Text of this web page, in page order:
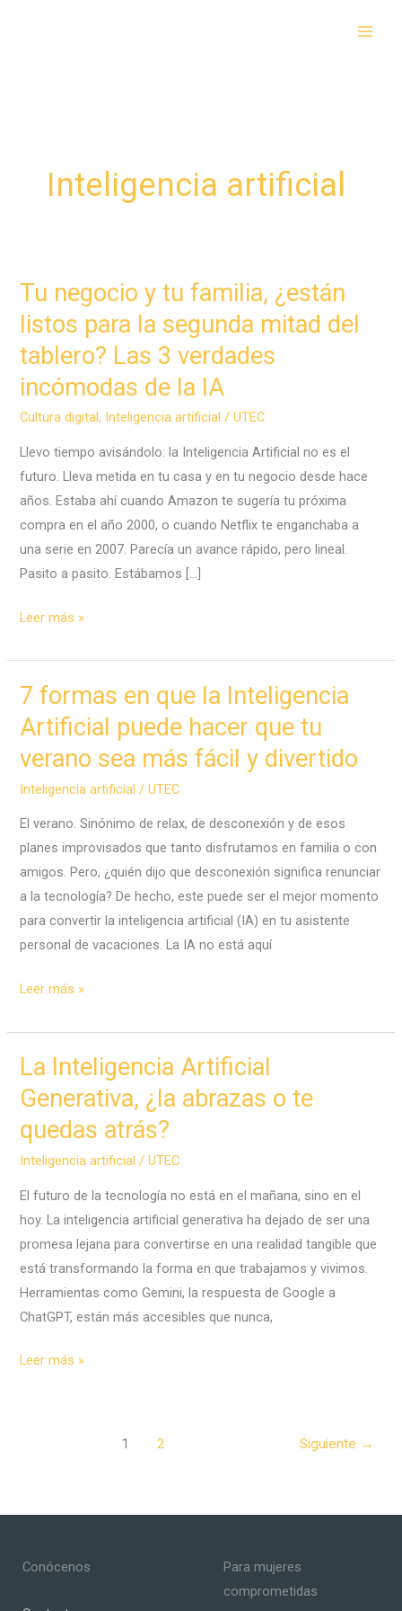
Inteligencia artificial
Tu negocio y tu familia, ¿están
listos para la segunda mitad del
tablero? Las 3 verdades
incómodas de la IA
Cultura digital, Inteligencia artificial /UTEC
Llevo tiempo avisándolo: la Inteligencia Artificial no es el
futuro. Lleva metida en tu casa y en tu negocio desde hace
años. Estaba ahí cuando Amazon te sugería tu próxima
compra en el año 2000, o cuando Netflix te enganchaba a
una serie en 2007. Parecía un avance rápido, pero lineal.
Pasito a pasito. Estábamos […]
Tu
y
tu
familia,
¿están
listos
para
mitad
Las
3
verdades
de
la
IA
Leer más »
7 formas en que la Inteligencia
Artificial puede hacer que tu
verano sea más fácil y divertido
Inteligencia artificial /UTEC
El verano. Sinónimo de relax, de desconexión y de esos
planes improvisados que tanto disfrutamos en familia o con
amigos. Pero, ¿quién dijo que desconexión significa renunciar
a la tecnología? De hecho, este puede ser el mejor momento
para convertir la inteligencia artificial (IA) en tu asistente
personal de vacaciones. La IA no está aquí
7
en
que
la
Inteligencia
Artificial
puede
verano
y
Leer más »
La Inteligencia Artificial
Generativa, ¿la abrazas o te
quedas atrás?
Inteligencia artificial /UTEC
El futuro de la tecnología no está en el mañana, sino en el
hoy. La inteligencia artificial generativa ha dejado de ser una
promesa lejana para convertirse en una realidad tangible que
está transformando la forma en que trabajamos y vivimos.
Herramientas como Gemini, la respuesta de Google a
ChatGPT, están más accesibles que nunca,
La
Leer más »
1 2 Siguiente →
Conócenos
Para mujeres
comprometidas